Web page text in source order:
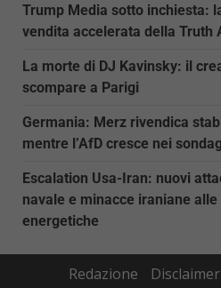
Trump Media sotto inchiesta:
vendita accelerata della Truth
La morte di DJ Kavinsky: il
scompare a Parigi
Germania: Merz rivendica
mentre l’AfD cresce nei
Escalation Usa-Iran: nuovi
navale e minacce iraniane
energetiche
Redazione Disclaimer